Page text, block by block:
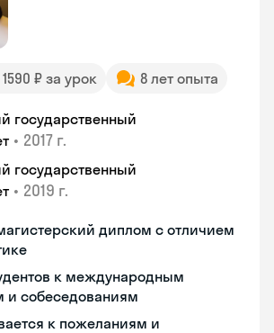
1590 ₽ за урок 8 лет опыта
государственный
• 2017 г.
государственный
• 2019 г.
диплом с отличием
к международным
и собеседованиям
к пожеланиям и